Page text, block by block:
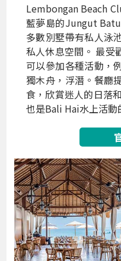
Lembongan Beach
藍夢島的Jungut
多數別墅帶有私人泳
私人休息空間。 最受
可以參加各種活動，
獨木舟，浮潛。餐廳
食，欣賞迷人的日落
也是Bali Hai水上活動